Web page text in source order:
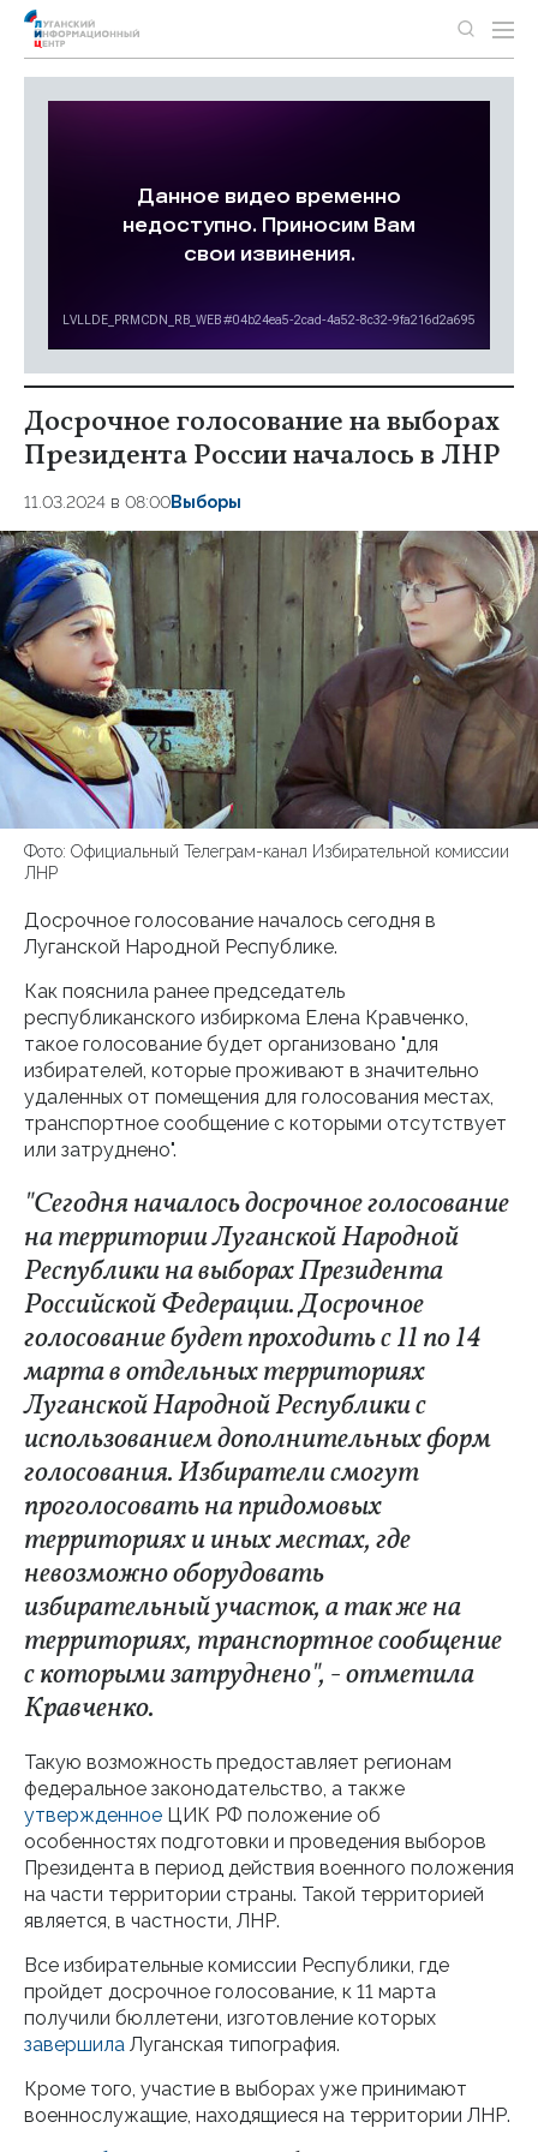
Досрочное голосование на выборах
Президента России началось в ЛНР
11.03.2024 в 08:00Выборы
Фото: Официальный Телеграм-канал Избирательной комиссии
ЛНР
Досрочное голосование началось сегодня в
Луганской Народной Республике.
Как пояснила ранее председатель
республиканского избиркома Елена Кравченко,
такое голосование будет организовано "для
избирателей, которые проживают в значительно
удаленных от помещения для голосования местах,
транспортное сообщение с которыми отсутствует
или затруднено".
"Сегодня началось досрочное голосование
на территории Луганской Народной
Республики на выборах Президента
Российской Федерации. Досрочное
голосование будет проходить с 11 по 14
марта в отдельных территориях
Луганской Народной Республики с
использованием дополнительных форм
голосования. Избиратели смогут
проголосовать на придомовых
территориях и иных местах, где
невозможно оборудовать
избирательный участок, а так же на
территориях, транспортное сообщение
с которыми затруднено", - отметила
Кравченко.
Такую возможность предоставляет регионам
федеральное законодательство, а также
утвержденное ЦИК РФ положение об
особенностях подготовки и проведения выборов
Президента в период действия военного положения
на части территории страны. Такой территорией
является, в частности, ЛНР.
Все избирательные комиссии Республики, где
пройдет досрочное голосование, к 11 марта
получили бюллетени, изготовление которых
завершила Луганская типография.
Кроме того, участие в выборах уже принимают
военнослужащие, находящиеся на территории ЛНР.